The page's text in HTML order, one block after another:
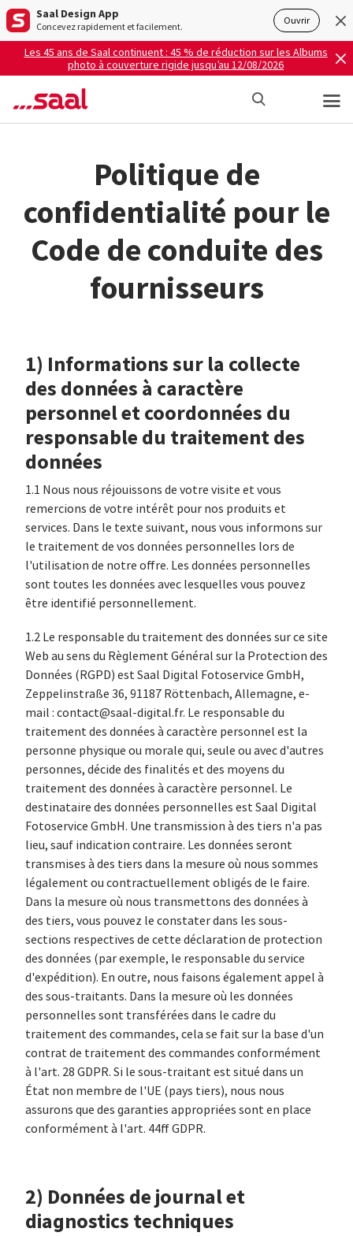
Saal Design App
Concevez rapidement et facilement. Ouvrir
Les 45 ans de Saal continuent : 45 % de réduction sur les Albums
photo à couverture rigide jusqu’au 12/08/2026
Politique de
confidentialité pour le
Code de conduite des
fournisseurs
1) Informations sur la collecte
des données à caractère
personnel et coordonnées du
responsable du traitement des
données
1.1 Nous nous réjouissons de votre visite et vous
remercions de votre intérêt pour nos produits et
services. Dans le texte suivant, nous vous informons sur
le traitement de vos données personnelles lors de
l'utilisation de notre offre. Les données personnelles
sont toutes les données avec lesquelles vous pouvez
être identifié personnellement.
1.2 Le responsable du traitement des données sur ce site
Web au sens du Règlement Général sur la Protection des
Données (RGPD) est Saal Digital Fotoservice GmbH,
Zeppelinstraße 36, 91187 Röttenbach, Allemagne, e-
mail : contact@saal-digital.fr. Le responsable du
traitement des données à caractère personnel est la
personne physique ou morale qui, seule ou avec d'autres
personnes, décide des finalités et des moyens du
traitement des données à caractère personnel. Le
destinataire des données personnelles est Saal Digital
Fotoservice GmbH. Une transmission à des tiers n'a pas
lieu, sauf indication contraire. Les données seront
transmises à des tiers dans la mesure où nous sommes
légalement ou contractuellement obligés de le faire.
Dans la mesure où nous transmettons des données à
des tiers, vous pouvez le constater dans les sous-
sections respectives de cette déclaration de protection
des données (par exemple, le responsable du service
d'expédition). En outre, nous faisons également appel à
des sous-traitants. Dans la mesure où les données
personnelles sont transférées dans le cadre du
traitement des commandes, cela se fait sur la base d'un
contrat de traitement des commandes conformément
à l'art. 28 GDPR. Si le sous-traitant est situé dans un
État non membre de l'UE (pays tiers), nous nous
assurons que des garanties appropriées sont en place
conformément à l'art. 44ff GDPR.
2) Données de journal et
diagnostics techniques